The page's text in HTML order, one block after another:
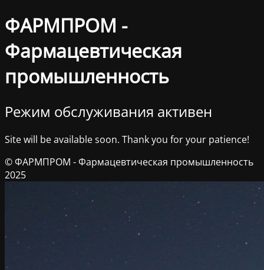
ФАРМПРОМ -
Фармацевтическая
промышленность
Режим обслуживания активен
Site will be available soon. Thank you for your patience!
© ФАРМПРОМ - Фармацевтическая промышленность
2025